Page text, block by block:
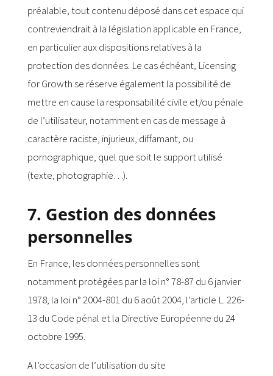
préalable, tout contenu déposé dans cet espace qui
contreviendrait à la législation applicable en France,
en particulier aux dispositions relatives à la
protection des données. Le cas échéant, Licensing
for Growth se réserve également la possibilité de
mettre en cause la responsabilité civile et/ou pénale
de l’utilisateur, notamment en cas de message à
caractère raciste, injurieux, diffamant, ou
pornographique, quel que soit le support utilisé
(texte, photographie…).
7. Gestion des données
personnelles
En France, les données personnelles sont
notamment protégées par la loi n° 78-87 du 6 janvier
1978, la loi n° 2004-801 du 6 août 2004, l’article L. 226-
13 du Code pénal et la Directive Européenne du 24
octobre 1995.
A l’occasion de l’utilisation du site